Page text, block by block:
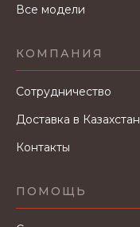
Все модели
КОМПАНИЯ
Сотрудничество
Доставка в Казахстан
Контакты
ПОМОЩЬ